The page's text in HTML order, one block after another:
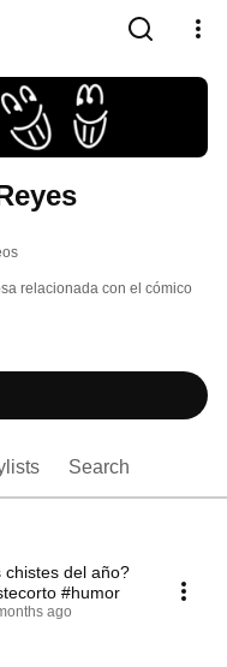
relacionada con el cómico
Search
chistes del año?
#humor
ago